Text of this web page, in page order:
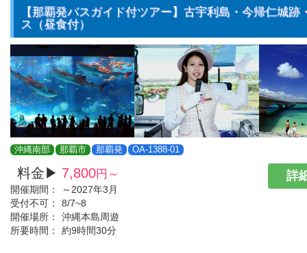
【那覇発バスガイド付ツアー】古宇利島・今帰仁城跡
ス（昼食付）
沖縄南部 那覇市 那覇発 OA-1388-01
料金▶ 7,800円～
開催期間：
～2027年3月
受付不可：
8/7~8
開催場所：
沖縄本島周遊
所要時間：
約9時間30分
詳